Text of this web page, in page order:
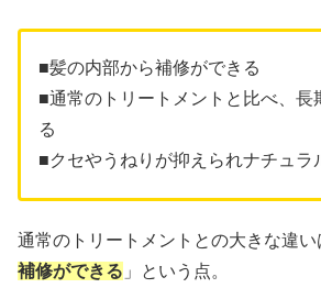
■髪の内部から補修ができる
■通常のトリートメントと比べ、長
る
■クセやうねりが抑えられナチュラ
通常のトリートメントとの大きな違い
補修ができる 」という点。